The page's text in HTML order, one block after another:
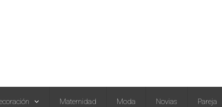
Maternidad Moda Novias Pareja